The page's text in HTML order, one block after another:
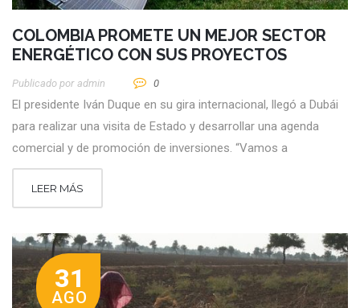
COLOMBIA PROMETE UN MEJOR SECTOR
ENERGÉTICO CON SUS PROYECTOS
Publicado por Admin 0
El presidente Iván Duque en su gira internacional, llegó a Dubái
para realizar una visita de Estado y desarrollar una agenda
comercial y de promoción de inversiones. “Vamos a
LEER MÁS
31
AGO